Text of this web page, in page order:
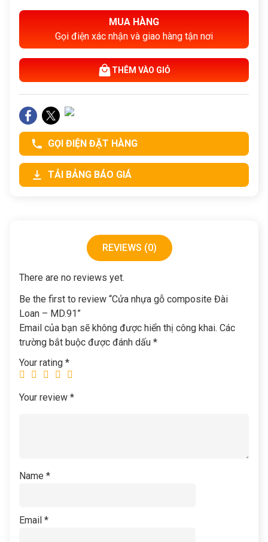
MUA HÀNG
Gọi điện xác nhận và giao hàng tận nơi
THÊM VÀO GIỎ
GỌI ĐIỆN ĐẶT HÀNG
TẢI BẢNG BÁO GIÁ
REVIEWS (0)
There are no reviews yet.
Be the first to review “Cửa nhựa gỗ composite Đài
Loan – MD.91”
Email của bạn sẽ không được hiển thị công khai. Các
trường bắt buộc được đánh dấu *
Your rating *
Your review *
Name *
Email *